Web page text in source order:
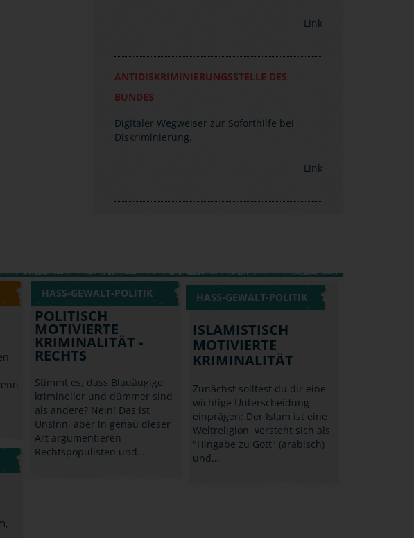
Link
ANTIDISKRIMINIERUNGSSTELLE DES
BUNDES
Digitaler Wegweiser zur Soforthilfe bei
Diskriminierung.
Link
HASS-GEWALT-POLITIK
POLITISCH
MOTIVIERTE
KRIMINALITÄT -
RECHTS
Stimmt es, dass Blauäugige
krimineller und dümmer sind
als andere? Nein! Das ist
Unsinn, aber in genau dieser
Art argumentieren
Rechtspopulisten und…
HASS-GEWALT-POLITIK
ISLAMISTISCH
MOTIVIERTE
KRIMINALITÄT
Zunächst solltest du dir eine
wichtige Unterscheidung
einprägen: Der Islam ist eine
Weltreligion, versteht sich als
"Hingabe zu Gott" (arabisch)
und…